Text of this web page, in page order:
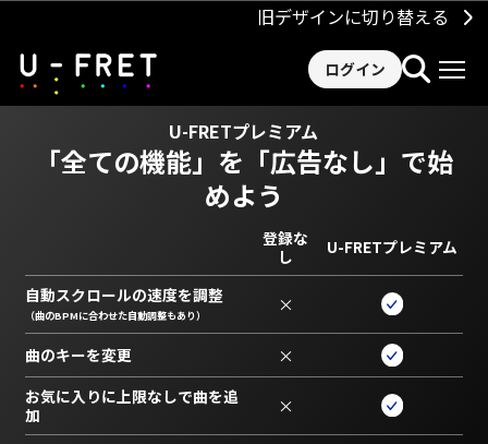
旧デザインに切り替える
ログイン
U-FRETプレミアム
「全ての機能」を 「広告なし」で始
めよう
登録な
し
U-FRETプレミアム
自動スクロールの速度を調整
（曲のBPMに合わせた自動調整もあり） ×
曲のキーを変更 ×
お気に入りに上限なしで曲を追
加
×